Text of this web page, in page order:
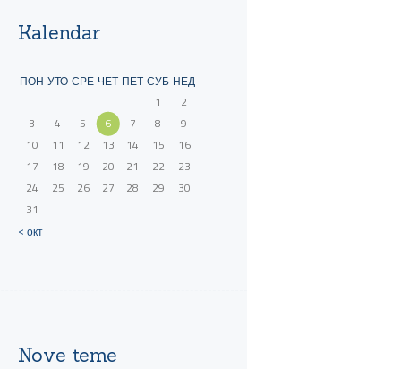
Kalendar
ПОН УТО СРЕ ЧЕТ ПЕТ СУБ НЕД
1
2
3
4 5 6 7 8
9
10
11 12 13 14 15
16
17
18 19 20 21 22
23
24
25 26 27 28 29
30
31
« окт
Nove teme